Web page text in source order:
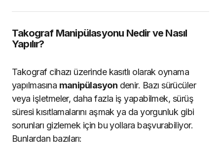
Takograf Manipülasyonu Nedir ve Nasıl
Yapılır?
Takograf cihazı üzerinde kasıtlı olarak oynama
yapılmasına manipülasyon denir. Bazı sürücüler
veya işletmeler, daha fazla iş yapabilmek, sürüş
süresi kısıtlamalarını aşmak ya da yorgunluk gibi
sorunları gizlemek için bu yollara başvurabiliyor.
Bunlardan bazıları: